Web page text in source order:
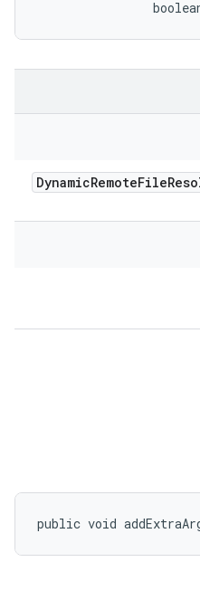
DynamicRemoteFile
public void